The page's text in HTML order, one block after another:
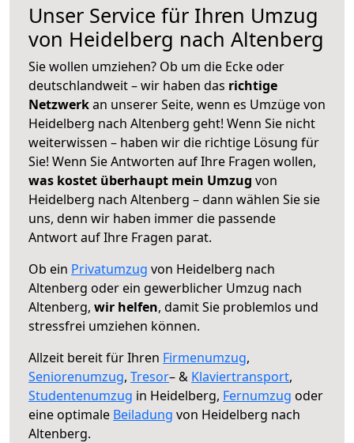
Unser Service für Ihren Umzug
von Heidelberg nach Altenberg
Sie wollen umziehen? Ob um die Ecke oder
deutschlandweit – wir haben das richtige
Netzwerkan unserer Seite, wenn es Umzüge von
Heidelberg nach Altenberg geht! Wenn Sie nicht
weiterwissen – haben wir die richtige Lösung für
Sie! Wenn Sie Antworten auf Ihre Fragen wollen,
was kostet überhaupt mein Umzug von
Heidelberg nach Altenberg – dann wählen Sie sie
uns, denn wir haben immer die passende
Antwort auf Ihre Fragen parat.
Ob ein Privatumzug von Heidelberg nach
Altenberg oder ein gewerblicher Umzug nach
Altenberg, wir helfen, damit Sie problemlos und
stressfrei umziehen können.
Allzeit bereit für Ihren Firmenumzug,
Seniorenumzug, Tresor– & Klaviertransport,
Studentenumzug in Heidelberg, Fernumzug oder
eine optimale Beiladung von Heidelberg nach
Altenberg.